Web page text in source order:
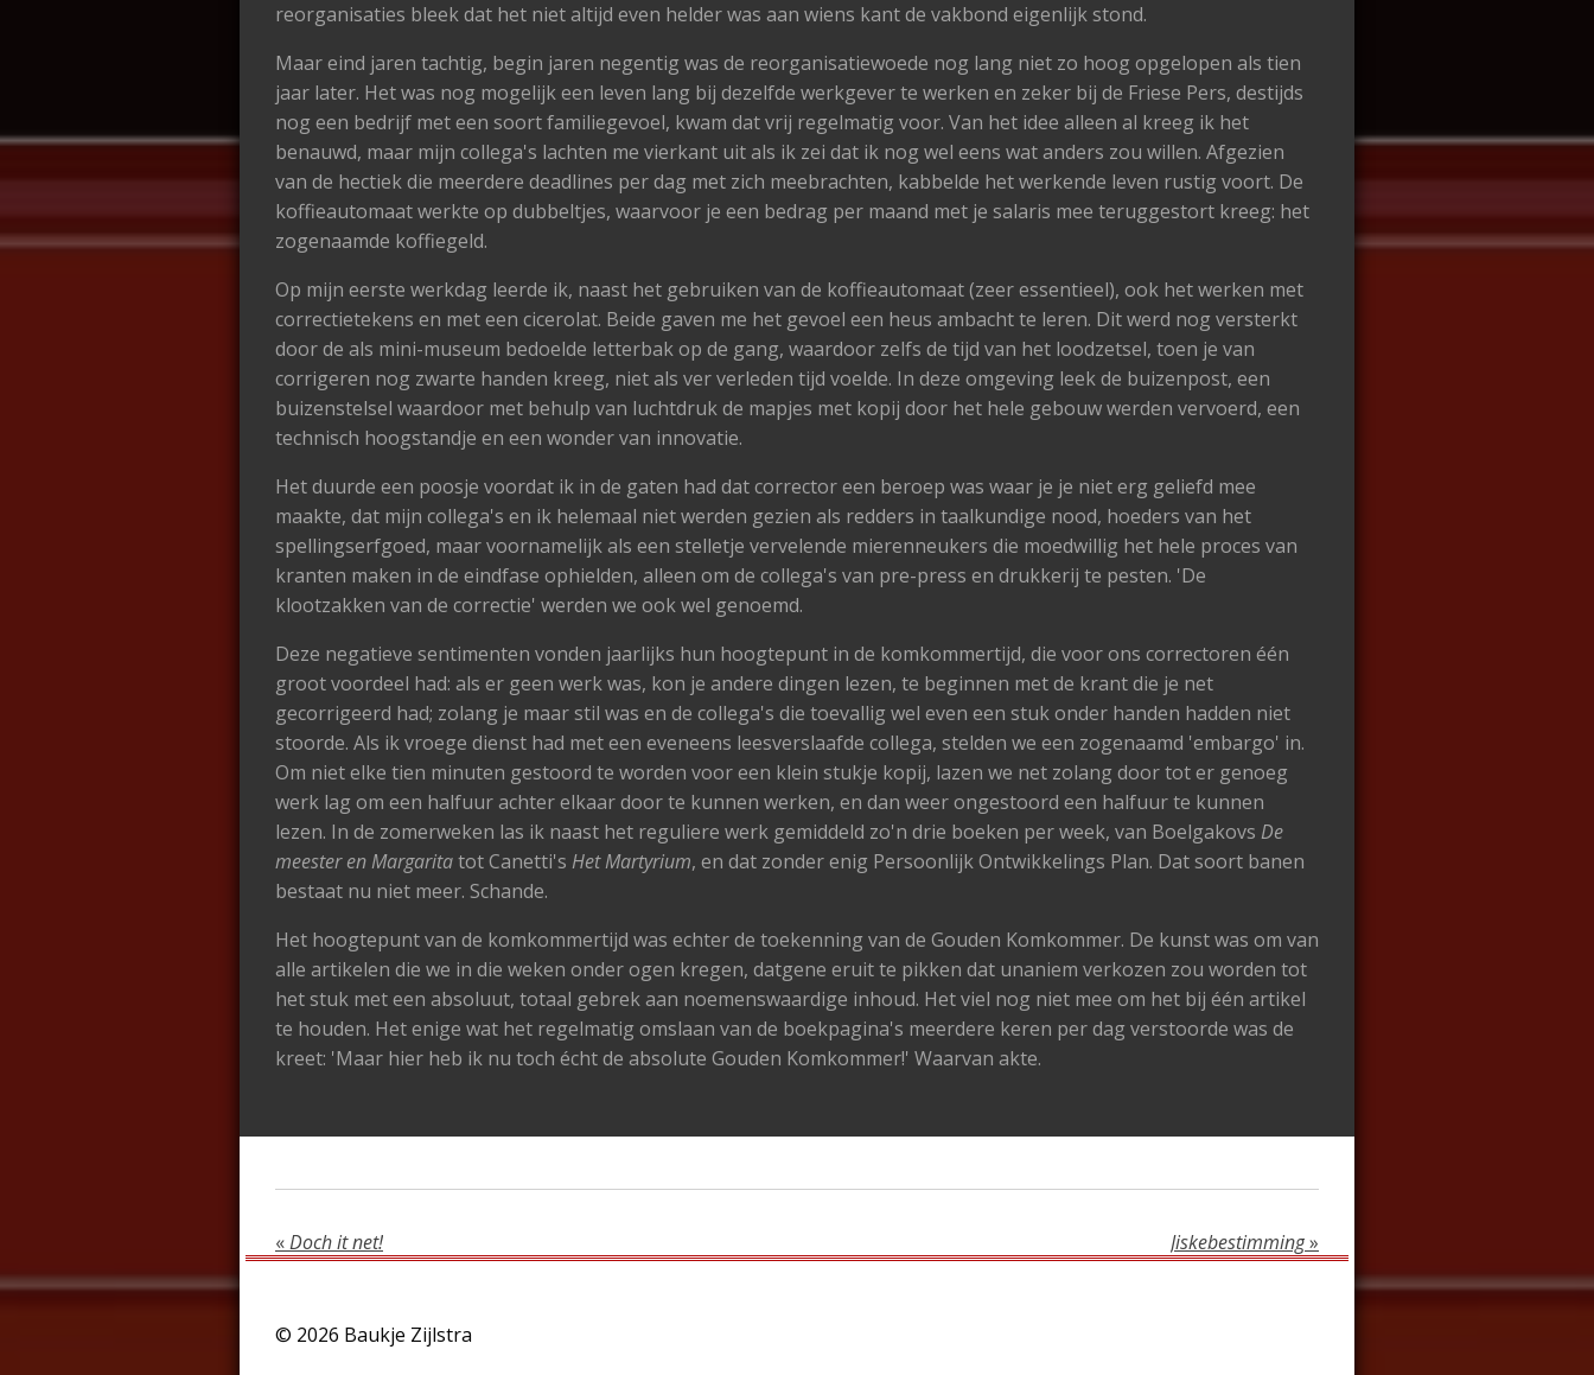
reorganisaties bleek dat het niet altijd even helder was aan wiens kant de vakbond eigenlijk stond.
Maar eind jaren tachtig, begin jaren negentig was de reorganisatiewoede nog lang niet zo hoog opgelopen als tien
jaar later. Het was nog mogelijk een leven lang bij dezelfde werkgever te werken en zeker bij de Friese Pers, destijds
nog een bedrijf met een soort familiegevoel, kwam dat vrij regelmatig voor. Van het idee alleen al kreeg ik het
benauwd, maar mijn collega's lachten me vierkant uit als ik zei dat ik nog wel eens wat anders zou willen. Afgezien
van de hectiek die meerdere deadlines per dag met zich meebrachten, kabbelde het werkende leven rustig voort. De
koffieautomaat werkte op dubbeltjes, waarvoor je een bedrag per maand met je salaris mee teruggestort kreeg: het
zogenaamde koffiegeld.
Op mijn eerste werkdag leerde ik, naast het gebruiken van de koffieautomaat (zeer essentieel), ook het werken met
correctietekens en met een cicerolat. Beide gaven me het gevoel een heus ambacht te leren. Dit werd nog versterkt
door de als mini-museum bedoelde letterbak op de gang, waardoor zelfs de tijd van het loodzetsel, toen je van
corrigeren nog zwarte handen kreeg, niet als ver verleden tijd voelde. In deze omgeving leek de buizenpost, een
buizenstelsel waardoor met behulp van luchtdruk de mapjes met kopij door het hele gebouw werden vervoerd, een
technisch hoogstandje en een wonder van innovatie.
Het duurde een poosje voordat ik in de gaten had dat corrector een beroep was waar je je niet erg geliefd mee
maakte, dat mijn collega's en ik helemaal niet werden gezien als redders in taalkundige nood, hoeders van het
spellingserfgoed, maar voornamelijk als een stelletje vervelende mierenneukers die moedwillig het hele proces van
kranten maken in de eindfase ophielden, alleen om de collega's van pre-press en drukkerij te pesten. 'De
klootzakken van de correctie' werden we ook wel genoemd.
Deze negatieve sentimenten vonden jaarlijks hun hoogtepunt in de komkommertijd, die voor ons correctoren één
groot voordeel had: als er geen werk was, kon je andere dingen lezen, te beginnen met de krant die je net
gecorrigeerd had; zolang je maar stil was en de collega's die toevallig wel even een stuk onder handen hadden niet
stoorde. Als ik vroege dienst had met een eveneens leesverslaafde collega, stelden we een zogenaamd 'embargo' in.
Om niet elke tien minuten gestoord te worden voor een klein stukje kopij, lazen we net zolang door tot er genoeg
werk lag om een halfuur achter elkaar door te kunnen werken, en dan weer ongestoord een halfuur te kunnen
lezen. In de zomerweken las ik naast het reguliere werk gemiddeld zo'n drie boeken per week, van Boelgakovs De
meester en Margaritatot Canetti's Het Martyrium, en dat zonder enig Persoonlijk Ontwikkelings Plan. Dat soort banen
bestaat nu niet meer. Schande.
Het hoogtepunt van de komkommertijd was echter de toekenning van de Gouden Komkommer. De kunst was om van
alle artikelen die we in die weken onder ogen kregen, datgene eruit te pikken dat unaniem verkozen zou worden tot
het stuk met een absoluut, totaal gebrek aan noemenswaardige inhoud. Het viel nog niet mee om het bij één artikel
te houden. Het enige wat het regelmatig omslaan van de boekpagina's meerdere keren per dag verstoorde was de
kreet: 'Maar hier heb ik nu toch écht de absolute Gouden Komkommer!' Waarvan akte.
«Doch it net! Jiskebestimming»
© 2026 Baukje Zijlstra